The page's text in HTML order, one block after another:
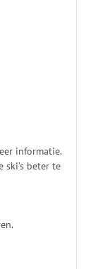
informatie.
beter te